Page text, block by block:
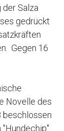
Salza
gedrückt
Gegen 16
Novelle des
beschlossen